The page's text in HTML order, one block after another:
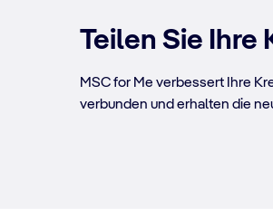
Teilen Sie Ihre
MSC for Me verbessert Ihre
verbunden und erhalten die